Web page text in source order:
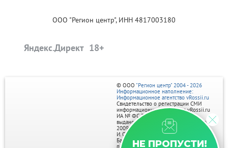
ООО "Регион центр", ИНН 4817003180
Яндекс.Директ
НЕ ПРОПУСТИ!
© ООО "Регион центр" 2004 - 2026
Информационное наполнение:
Информационное агентство vRossii.ru
Свидетельство о регистрации СМИ
информационного агентства vRossii.ru
ИА № ФС 77‑35502
выдано РОСКОМНАДЗОРом 04 марта
2009г.
И. О. Главного редактора Нарыков А. Н.
Баннеры на портале размещаются на
правах рекламы.